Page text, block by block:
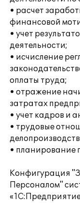
• расчет
финансовой
• учет
деятельности;
• исчисление
оплаты труда;
• отражение
затратах
• учет кадров и
• трудовые
• планирование
Конфигурация
Персоналом"